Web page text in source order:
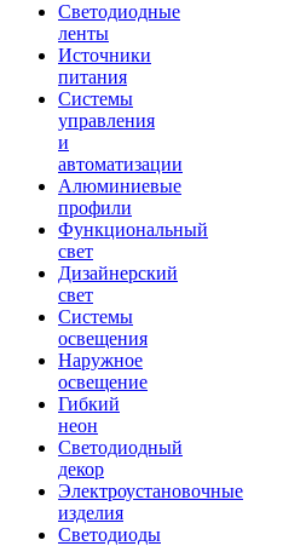
Светодиодные
ленты
Источники
питания
Системы
управления
и
автоматизации
Алюминиевые
профили
Функциональный
свет
Дизайнерский
свет
Системы
освещения
Наружное
освещение
Гибкий
неон
Светодиодный
декор
Электроустановочные
изделия
Светодиоды